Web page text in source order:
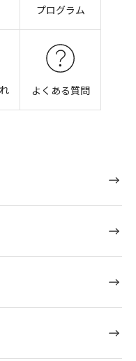
プログラム
よくある質問